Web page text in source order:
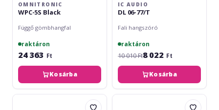
OMNITRONIC
WPC-5S Black
Függő gömbhangfal
raktáron
24 363 Ft
Kosárba
IC AUDIO
DL 06-77/T
Fali hangszóró
raktáron
10 010 Ft8 022 Ft
Kosárba
Monacor
Omnitronic